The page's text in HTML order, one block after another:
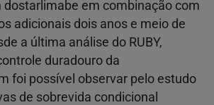
em combinação com
adicionais dois anos e meio de
a última análise do RUBY,
duradouro da
foi possível observar pelo estudo
de sobrevida condicional